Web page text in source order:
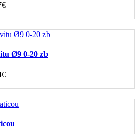
Ø9 0-20 zb